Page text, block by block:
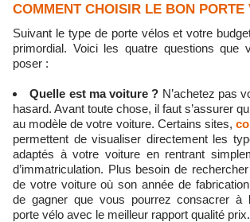
COMMENT CHOISIR LE BON PORTE
Suivant le type de porte vélos et votre budget, votre choix sera
primordial. Voici les quatre questions que
poser :
Quelle est ma voiture ? N’achetez pas
hasard. Avant toute chose, il faut s’assurer
au modèle de votre voiture. Certains sites,
permettent de visualiser directement les
adaptés à votre voiture en rentrant
d’immatriculation. Plus besoin de
de votre voiture où son année de
de gagner que vous pourrez consacrer à
porte vélo avec le meilleur rapport qualité prix.